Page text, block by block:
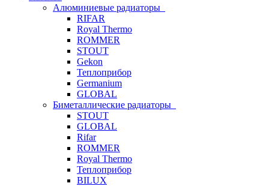
Алюминиевые радиаторы
RIFAR
Royal Thermo
ROMMER
STOUT
Gekon
Теплоприбор
Germanium
GLOBAL
Биметаллические радиаторы
STOUT
GLOBAL
Rifar
ROMMER
Royal Thermo
Теплоприбор
BILUX